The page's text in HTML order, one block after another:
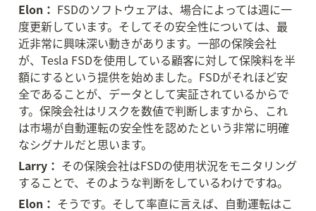
Elon： FSDのソフトウェアは、場合によっては週に一
度更新しています。そしてその安全性については、最
近非常に興味深い動きがあります。一部の保険会社
が、Tesla FSDを使用している顧客に対して保険料を半
額にするという提供を始めました。FSDがそれほど安
全であることが、データとして実証されているからで
す。保険会社はリスクを数値で判断しますから、これ
は市場が自動運転の安全性を認めたという非常に明確
なシグナルだと思います。
Larry： その保険会社はFSDの使用状況をモニタリング
することで、そのような判断をしているわけですね。
Elon： そうです。そして率直に言えば、自動運転はこ